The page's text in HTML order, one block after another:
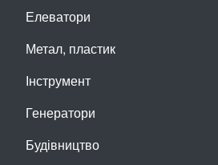
Елеватори
Метал, пластик
Інструмент
Генератори
Будівництво